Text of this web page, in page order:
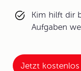
Kim hilft dir
Aufgaben
Jetzt